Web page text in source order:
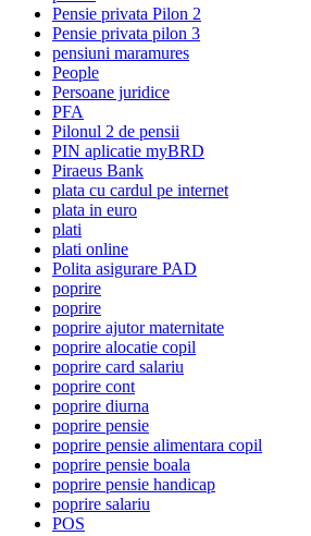
Pensie privata Pilon 2
Pensie privata pilon 3
pensiuni maramures
People
Persoane juridice
PFA
Pilonul 2 de pensii
PIN aplicatie myBRD
Piraeus Bank
plata cu cardul pe internet
plata in euro
plati
plati online
Polita asigurare PAD
poprire
poprire
poprire ajutor maternitate
poprire alocatie copil
poprire card salariu
poprire cont
poprire diurna
poprire pensie
poprire pensie alimentara copil
poprire pensie boala
poprire pensie handicap
poprire salariu
POS